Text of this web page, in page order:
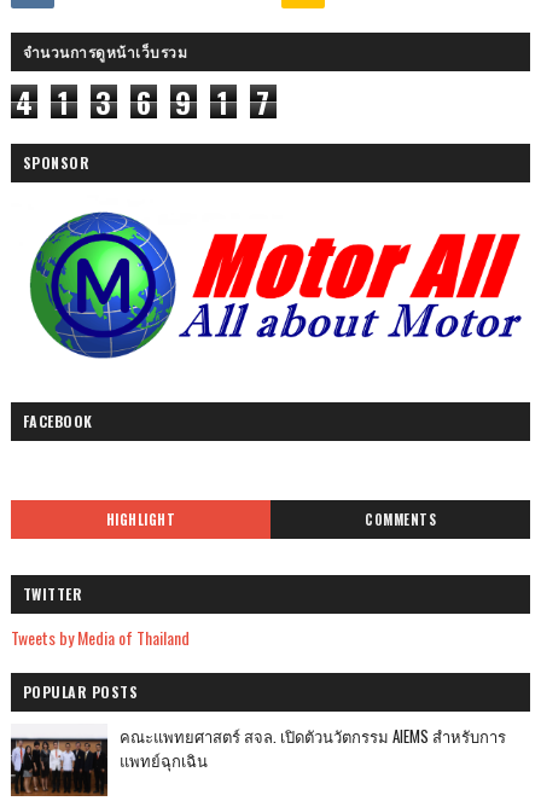
จำนวนการดูหน้าเว็บรวม
4 1 3 6 9 1 7
SPONSOR
FACEBOOK
HIGHLIGHT COMMENTS
TWITTER
Tweets by Media of Thailand
POPULAR POSTS
คณะแพทยศาสตร์ สจล. เปิดตัวนวัตกรรม AIEMS สำหรับการ
แพทย์ฉุกเฉิน